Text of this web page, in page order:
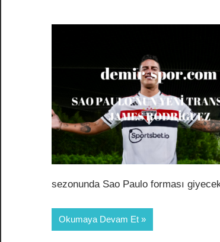
sezonunda Sao Paulo forması
Okumaya Devam Et